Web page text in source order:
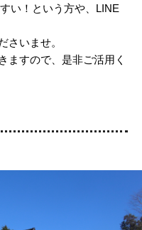
い！という方や、LINE
さいませ。
ますので、是非ご活用く